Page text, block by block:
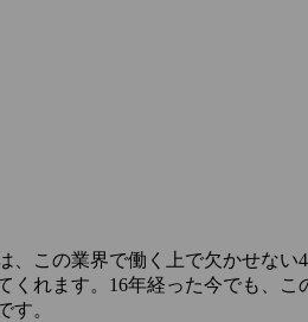
この業界で働く上で欠かせな
れます。16年経った今でも、
す。